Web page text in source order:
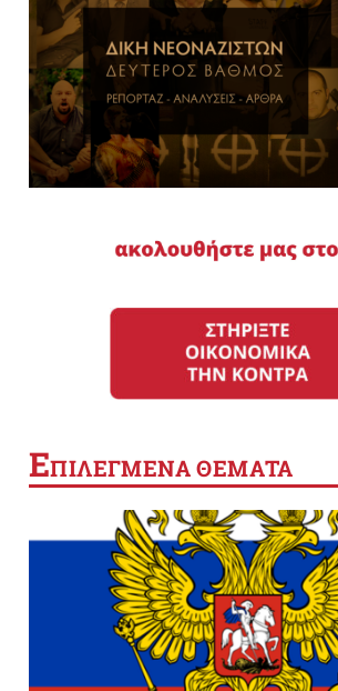
ΕΠΙΛΕΓΜΕΝΑ ΘΕΜΑΤΑ